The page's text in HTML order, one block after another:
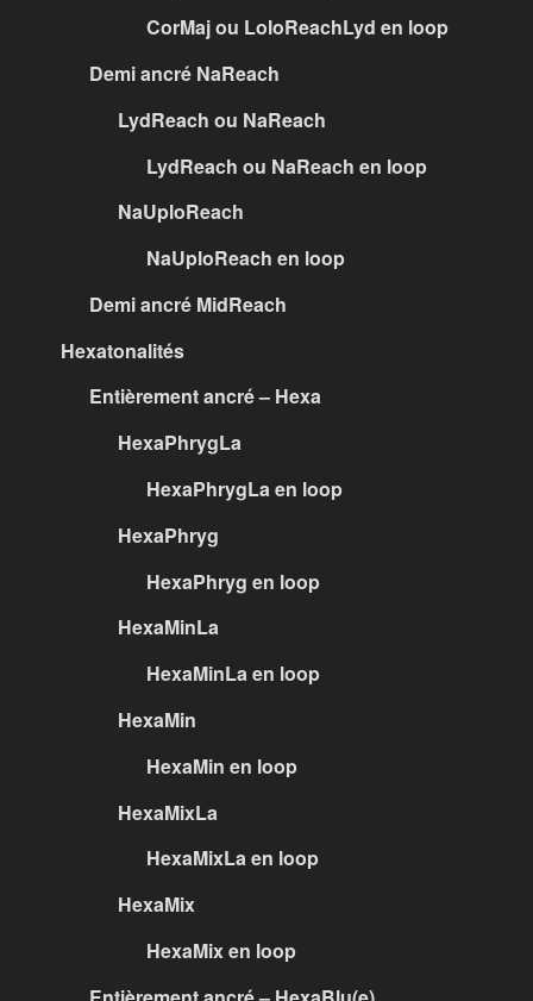
CorMaj ou LoloReachLyd en loop
Demi ancré NaReach
LydReach ou NaReach
LydReach ou NaReach en loop
NaUploReach
NaUploReach en loop
Demi ancré MidReach
Hexatonalités
Entièrement ancré – Hexa
HexaPhrygLa
HexaPhrygLa en loop
HexaPhryg
HexaPhryg en loop
HexaMinLa
HexaMinLa en loop
HexaMin
HexaMin en loop
HexaMixLa
HexaMixLa en loop
HexaMix
HexaMix en loop